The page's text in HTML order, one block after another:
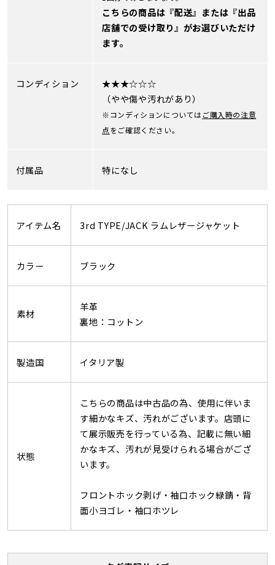
こちらの商品は『配送』または『出品
店舗での受け取り』がお選びいただけ
ます。
コンディション
★★★☆☆☆
（やや傷や汚れがあり）
※コンディションについてはご購入時の注意
点をご確認ください。
付属品 特になし
アイテム名 3rd TYPE/JACK ラムレザージャケット
カラー ブラック
素材
羊革
裏地：コットン
製造国 イタリア製
状態
こちらの商品は中古品の為、使用に伴いま
す細かなキズ、汚れがございます。店頭に
て展示販売を行っている為、記載に無い細
かなキズ、汚れが見受けられる場合がござ
います。
フロントホック剥げ・袖口ホック緑錆・背
面小ヨゴレ・袖口ホツレ